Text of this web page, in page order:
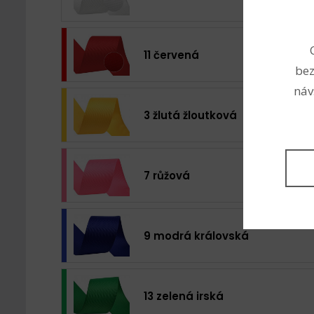
11 červená
3 žlutá žloutková
7 růžová
9 modrá královská
13 zelená irská